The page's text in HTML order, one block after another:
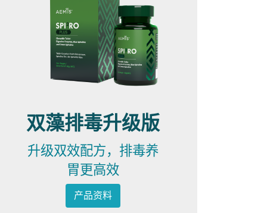
双藻排毒升级版
升级双效配方，排毒养
胃更高效
产品资料